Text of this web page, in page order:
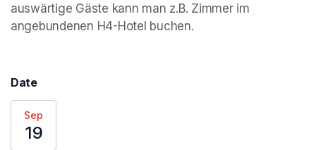
auswärtige Gäste kann man z.B. Zimmer im
angebundenen H4-Hotel buchen.
Date
Sep
19